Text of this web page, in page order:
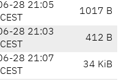
28 21:05
CEST
1017 B
28 21:03
CEST
412 B
28 21:07
CEST
34 KiB